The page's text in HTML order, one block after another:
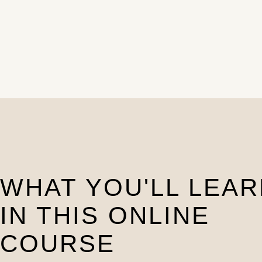
WHAT YOU'LL
IN THIS ONLINE
COURSE​